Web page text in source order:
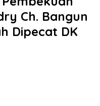
Ch. Bangun
Dipecat DK